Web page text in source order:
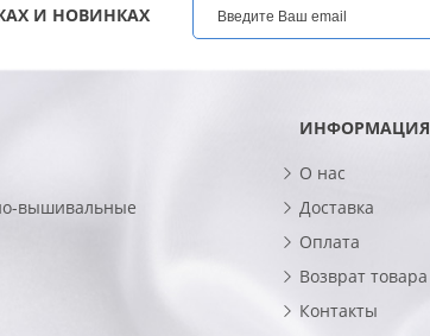
И НОВИНКАХ
вышивальные
ИНФОРМАЦИЯ
О нас
Доставка
Оплата
Возврат товара
Контакты